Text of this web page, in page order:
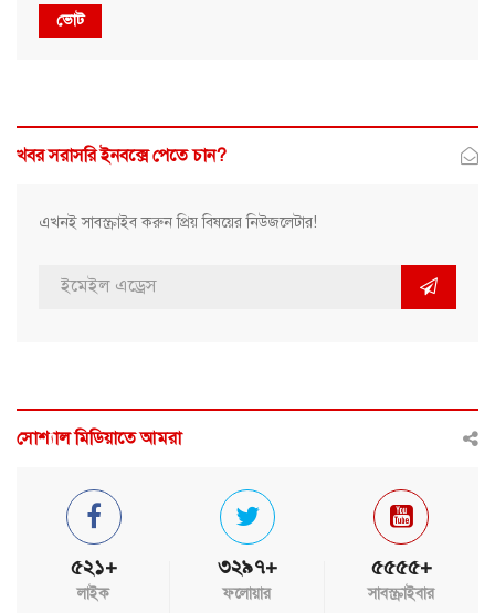
ভোট
খবর সরাসরি ইনবক্সে পেতে চান?
এখনই সাবস্ক্রাইব করুন প্রিয় বিষয়ের নিউজলেটার!
সোশ্যাল মিডিয়াতে আমরা
৫২১+
লাইক
৩২৯৭+
ফলোয়ার
৫৫৫৫+
সাবস্ক্রাইবার